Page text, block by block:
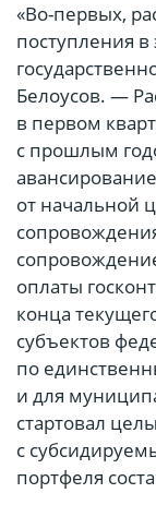
«Во-первых,
поступления
Белоусов. —
в первом
с прошлым
от начальной
оплаты
конца
субъектов
по
и для
стартовал
с
портфеля